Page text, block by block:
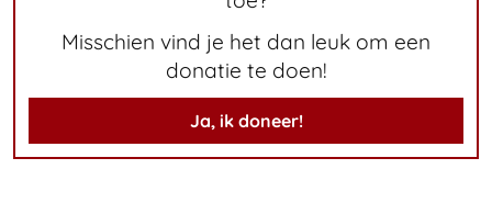
Misschien vind je het dan leuk om een
donatie te doen!
Ja, ik doneer!